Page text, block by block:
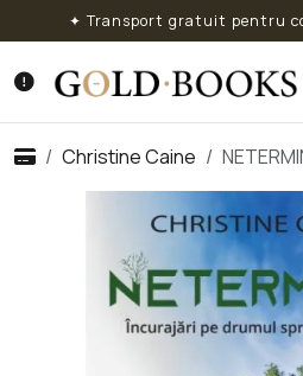
✦ Transport gratuit pentru
Christine Caine